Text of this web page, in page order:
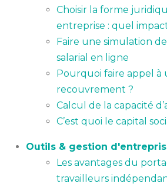
Choisir la forme
entreprise : quel
Faire une simulation
salarial en ligne
Pourquoi faire appel à
recouvrement ?
Calcul de la capacité
C’est quoi le capital
Outils & gestion
Les avantages du
travailleurs